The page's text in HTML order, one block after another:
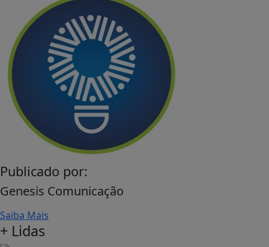
Publicado por:
Genesis Comunicação
Saiba Mais
+ Lidas